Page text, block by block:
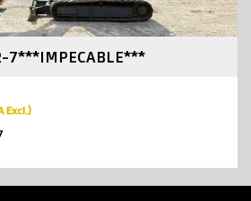
7***IMPECABLE***
Excl.)